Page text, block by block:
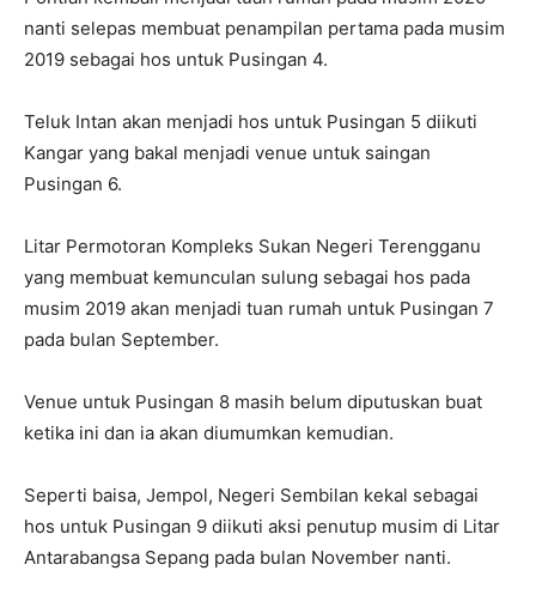
nanti selepas membuat penampilan pertama pada musim
2019 sebagai hos untuk Pusingan 4.
Teluk Intan akan menjadi hos untuk Pusingan 5 diikuti
Kangar yang bakal menjadi venue untuk saingan
Pusingan 6.
Litar Permotoran Kompleks Sukan Negeri Terengganu
yang membuat kemunculan sulung sebagai hos pada
musim 2019 akan menjadi tuan rumah untuk Pusingan 7
pada bulan September.
Venue untuk Pusingan 8 masih belum diputuskan buat
ketika ini dan ia akan diumumkan kemudian.
Seperti baisa, Jempol, Negeri Sembilan kekal sebagai
hos untuk Pusingan 9 diikuti aksi penutup musim di Litar
Antarabangsa Sepang pada bulan November nanti.